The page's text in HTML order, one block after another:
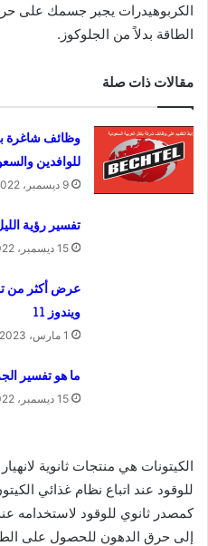
الكربوهيدرات يجبر جسمك على
الطاقة بدلاً من الجلوكوز.
مقالات ذات صلة
وظائف شاغرة
للوافدين
9 ديسمبر، 2022
تفسير رؤية
15 ديسمبر، 2022
عرض أكثر من
ويندوز 11
1 مارس، 2023
ما هو تفسير
15 ديسمبر، 2022
الكيتونات هي منتجات ثانوية
للوقود عند اتباع نظام غذائي
كمصدر ثانوي للوقود لاستخدامه
إلى حرق الدهون للحصول على